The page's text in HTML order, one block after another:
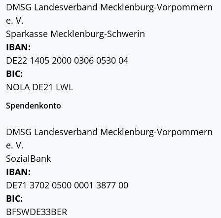
DMSG Landesverband Mecklenburg-Vorpommern
e. V.
Sparkasse Mecklenburg-Schwerin
IBAN:
DE22 1405 2000 0306 0530 04
BIC:
NOLA DE21 LWL
Spendenkonto
DMSG Landesverband Mecklenburg-Vorpommern
e. V.
SozialBank
IBAN:
DE71 3702 0500 0001 3877 00
BIC:
BFSWDE33BER